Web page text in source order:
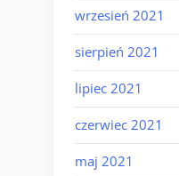
wrzesień 2021
sierpień 2021
lipiec 2021
czerwiec 2021
maj 2021